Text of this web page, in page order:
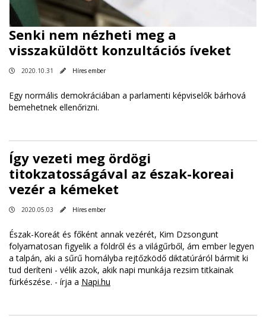
Senki nem nézheti meg a
visszaküldött konzultációs íveket
2020.10.31 Híres ember
Egy normális demokráciában a parlamenti képviselők bárhová
bemehetnek ellenőrizni.
Így vezeti meg ördögi
titokzatosságával az észak-koreai
vezér a kémeket
2020.05.03 Híres ember
Észak-Koreát és főként annak vezérét, Kim Dzsongunt
folyamatosan figyelik a földről és a világűrből, ám ember legyen
a talpán, aki a sűrű homályba rejtőzködő diktatúráról bármit ki
tud deríteni - vélik azok, akik napi munkája rezsim titkainak
fürkészése. - írja a Napi.hu